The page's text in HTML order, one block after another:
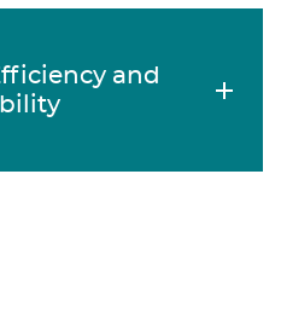
and